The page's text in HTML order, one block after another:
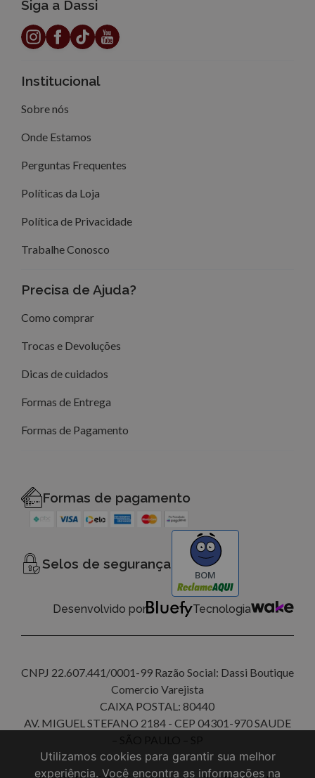
Siga a Dassi
Institucional
Sobre nós
Onde Estamos
Perguntas Frequentes
Políticas da Loja
Política de Privacidade
Trabalhe Conosco
Precisa de Ajuda?
Como comprar
Trocas e Devoluções
Dicas de cuidados
Formas de Entrega
Formas de Pagamento
Formas de pagamento
Selos de segurança
BOM
Desenvolvido por Tecnologia
CNPJ 22.607.441/0001-99 Razão Social: Dassi Boutique
Comercio Varejista
CAIXA POSTAL: 80440
AV. MIGUEL STEFANO 2184 - CEP 04301-970 SAUDE
Utilizamos cookies para garantir sua melhor
experiência. Você encontra as informações na